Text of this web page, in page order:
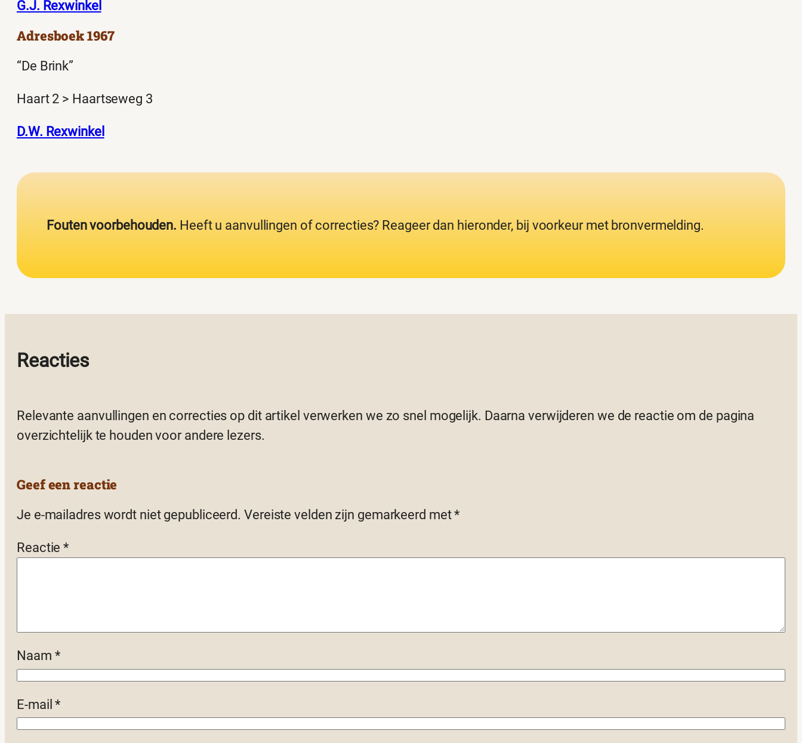
G.J. Rexwinkel
Adresboek 1967
“De Brink”
Haart 2 > Haartseweg 3
D.W. Rexwinkel
Fouten voorbehouden. Heeft u aanvullingen of correcties? Reageer dan hieronder, bij voorkeur met bronvermelding.
Reacties
Relevante aanvullingen en correcties op dit artikel verwerken we zo snel mogelijk. Daarna verwijderen we de reactie om de pagina
overzichtelijk te houden voor andere lezers.
Geef een reactie
Je e-mailadres wordt niet gepubliceerd. Vereiste velden zijn gemarkeerd met*
Reactie*
Naam *
E-mail*